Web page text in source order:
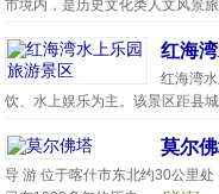
市境内，是历史文化类人文风景
红海
红海湾
饮、水上娱乐为主。该景区距县
莫尔
导 游 位于喀什市东北约30公里